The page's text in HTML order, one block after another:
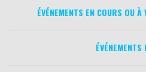
ÉVÉNEMENTS EN COURS OU
ÉVÉNEMENTS